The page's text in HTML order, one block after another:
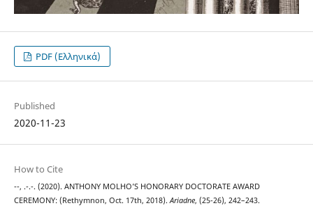
PDF (Ελληνικά)
Published
2020-11-23
How to Cite
--, .-.-. (2020). ANTHONY MOLHO’S HONORARY DOCTORATE AWARD
CEREMONY: (Rethymnon, Oct. 17th, 2018).Ariadne, (25-26), 242–243.